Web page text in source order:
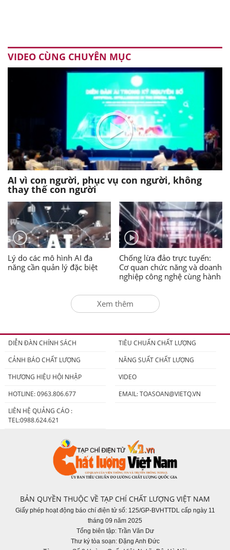
VIDEO CÙNG CHUYÊN MỤC
AI vì con người, phục vụ con người, không
thay thế con người
Lý do các mô hình AI đa
năng cần quản lý đặc biệt
Chống lừa đảo trực tuyến:
Cơ quan chức năng và doanh
nghiệp công nghệ cùng hành
Xem thêm
DIỄN ĐÀN CHÍNH SÁCH
TIÊU CHUẨN CHẤT LƯỢNG
CẢNH BÁO CHẤT LƯỢNG
NĂNG SUẤT CHẤT LƯỢNG
THƯƠNG HIỆU HỘI NHẬP
VIDEO
HOTLINE: 0963.806.677
EMAIL:TOASOAN@VIETQ.VN
LIÊN HỆ QUẢNG CÁO :
TEL:0988.624.621
BẢN QUYỀN THUỘC VỀ TẠP CHÍ CHẤT LƯỢNG VIỆT NAM
Giấy phép hoạt động báo chí điện tử số: 125/GP-BVHTTDL cấp ngày 11
tháng 09 năm 2025
Tổng biên tập: Trần Văn Dư
Thư ký tòa soạn: Đặng Anh Đức